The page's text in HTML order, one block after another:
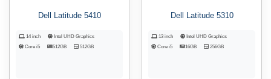
Dell Latitude 5410
14 inch
Intel UHD Graphics
Core i5
512GB 512GB
Dell Latitude 5310
13 inch
Intel UHD Graphics
Core i5
16GB 256GB